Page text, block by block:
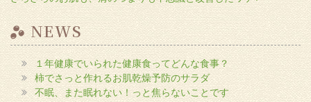
ッ
ク
し
て
く
だ
さ
い
(新
し
い
ウ
NEWS
１年健康でいられた健康食ってどんな食事？
柿でさっと作れるお肌乾燥予防のサラダ
不眠、また眠れない！っと焦らないことです